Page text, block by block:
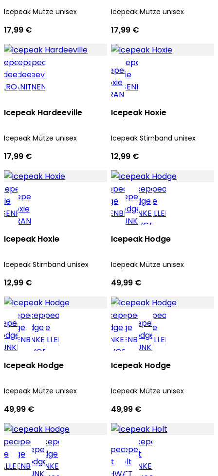
Icepeak Mütze unisex
17,99 €
Icepeak Mütze unisex
17,99 €
Icepeak Hardeeville
Icepeak Mütze unisex
17,99 €
Icepeak Hoxie
Icepeak Stirnband unisex
12,99 €
Icepeak Hoxie
Icepeak Stirnband unisex
12,99 €
Icepeak Hodge
Icepeak Mütze unisex
49,99 €
Icepeak Hodge
Icepeak Mütze unisex
49,99 €
Icepeak Hodge
Icepeak Mütze unisex
49,99 €